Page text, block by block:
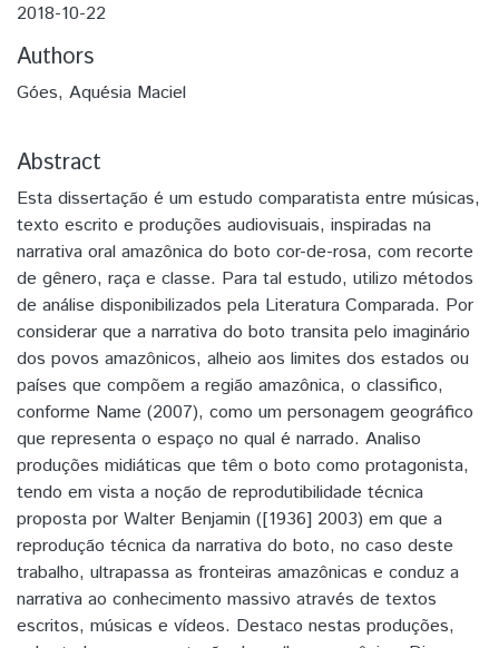
2018-10-22
Authors
Góes, Aquésia Maciel
Abstract
Esta dissertação é um estudo comparatista entre músicas,
texto escrito e produções audiovisuais, inspiradas na
narrativa oral amazônica do boto cor-de-rosa, com recorte
de gênero, raça e classe. Para tal estudo, utilizo métodos
de análise disponibilizados pela Literatura Comparada. Por
considerar que a narrativa do boto transita pelo imaginário
dos povos amazônicos, alheio aos limites dos estados ou
países que compõem a região amazônica, o classifico,
conforme Name (2007), como um personagem geográfico
que representa o espaço no qual é narrado. Analiso
produções midiáticas que têm o boto como protagonista,
tendo em vista a noção de reprodutibilidade técnica
proposta por Walter Benjamin ([1936] 2003) em que a
reprodução técnica da narrativa do boto, no caso deste
trabalho, ultrapassa as fronteiras amazônicas e conduz a
narrativa ao conhecimento massivo através de textos
escritos, músicas e vídeos. Destaco nestas produções,